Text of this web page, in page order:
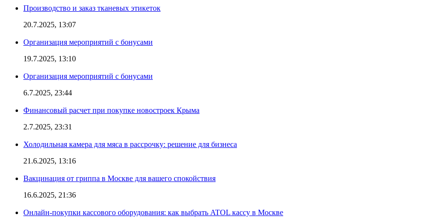
Производство и заказ тканевых этикеток
20.7.2025, 13:07
Организация мероприятий с бонусами
19.7.2025, 13:10
Организация мероприятий с бонусами
6.7.2025, 23:44
Финансовый расчет при покупке новостроек Крыма
2.7.2025, 23:31
Холодильная камера для мяса в рассрочку: решение для бизнеса
21.6.2025, 13:16
Вакцинация от гриппа в Москве для вашего спокойствия
16.6.2025, 21:36
Онлайн-покупки кассового оборудования: как выбрать ATOL кассу в Москве